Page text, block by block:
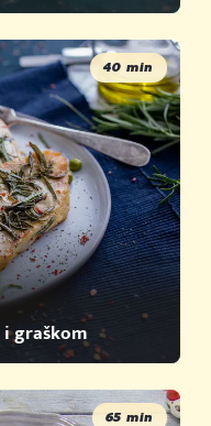
40 min
graškom
65 min